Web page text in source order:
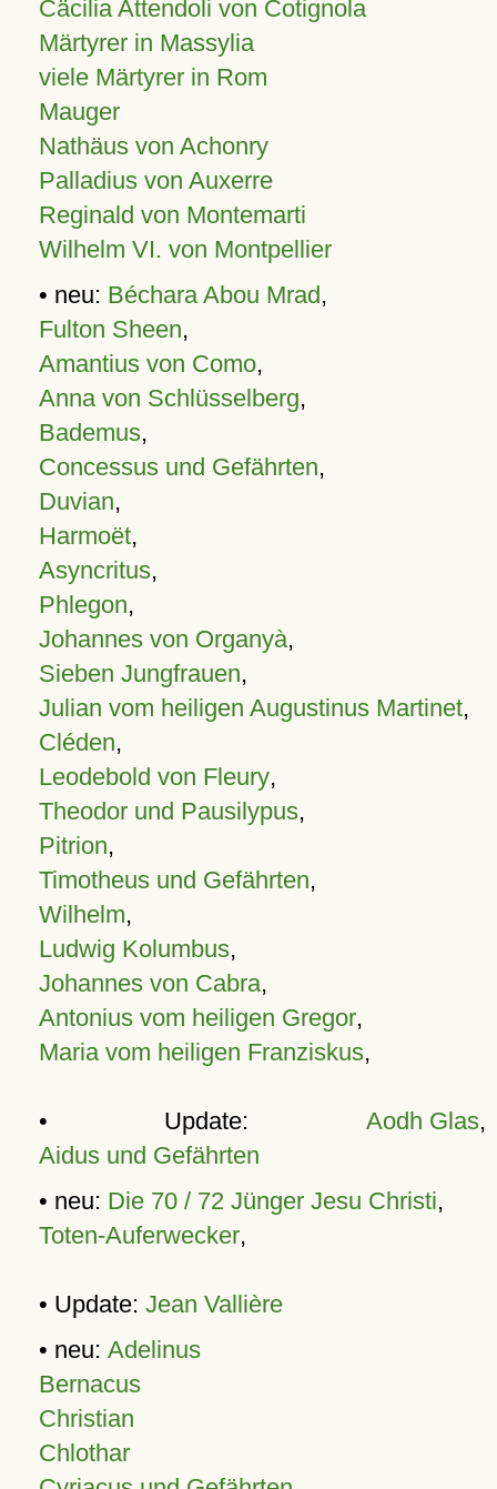
Cäcilia Attendoli von Cotignola
Märtyrer in Massylia
viele Märtyrer in Rom
Mauger
Nathäus von Achonry
Palladius von Auxerre
Reginald von Montemarti
Wilhelm VI. von Montpellier
• neu: Béchara Abou Mrad,
Fulton Sheen,
Amantius von Como,
Anna von Schlüsselberg,
Bademus,
Concessus und Gefährten,
Duvian,
Harmoët,
Asyncritus,
Phlegon,
Johannes von Organyà,
Sieben Jungfrauen,
Julian vom heiligen Augustinus Martinet,
Cléden,
Leodebold von Fleury,
Theodor und Pausilypus,
Pitrion,
Timotheus und Gefährten,
Wilhelm,
Ludwig Kolumbus,
Johannes von Cabra,
Antonius vom heiligen Gregor,
Maria vom heiligen Franziskus,
• Update: Aodh Glas,
Aidus und Gefährten
• neu: Die 70 / 72 Jünger Jesu Christi,
Toten-Auferwecker,
• Update: Jean Vallière
• neu: Adelinus
Bernacus
Christian
Chlothar